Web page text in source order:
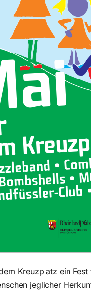
Kreuzplatz ein
jeglicher